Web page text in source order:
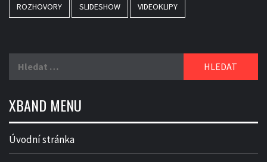
ROZHOVORY SLIDESHOW VIDEOKLIPY
XBAND MENU
Úvodní stránka